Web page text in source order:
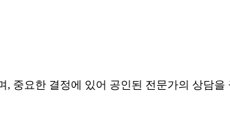
중요한 결정에 있어 공인된 전문가의 상담